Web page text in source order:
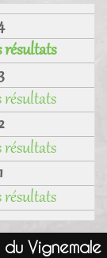
résultats
résultats
résultats
résultats
Vignemale